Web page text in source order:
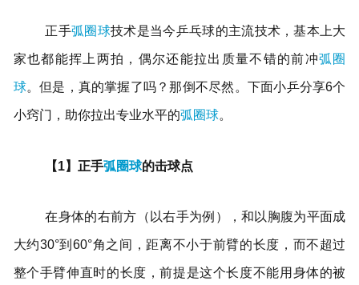
正手弧圈球技术是当今乒乓球的主流技术，基本上大
家也都能挥上两拍，偶尔还能拉出质量不错的前冲弧圈
球。但是，真的掌握了吗？那倒不尽然。下面小乒分享6个
小窍门，助你拉出专业水平的弧圈球。
【1】正手弧圈球的击球点
在身体的右前方（以右手为例），和以胸腹为平面成
大约30°到60°角之间，距离不小于前臂的长度，而不超过
整个手臂伸直时的长度，前提是这个长度不能用身体的被